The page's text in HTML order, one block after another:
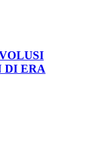
DI ERA